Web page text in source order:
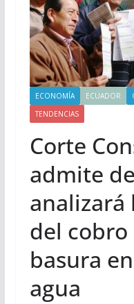
ECONOMÍA ECUADOR
TENDENCIAS
Corte
admite
analizará
del cobro
basura
agua